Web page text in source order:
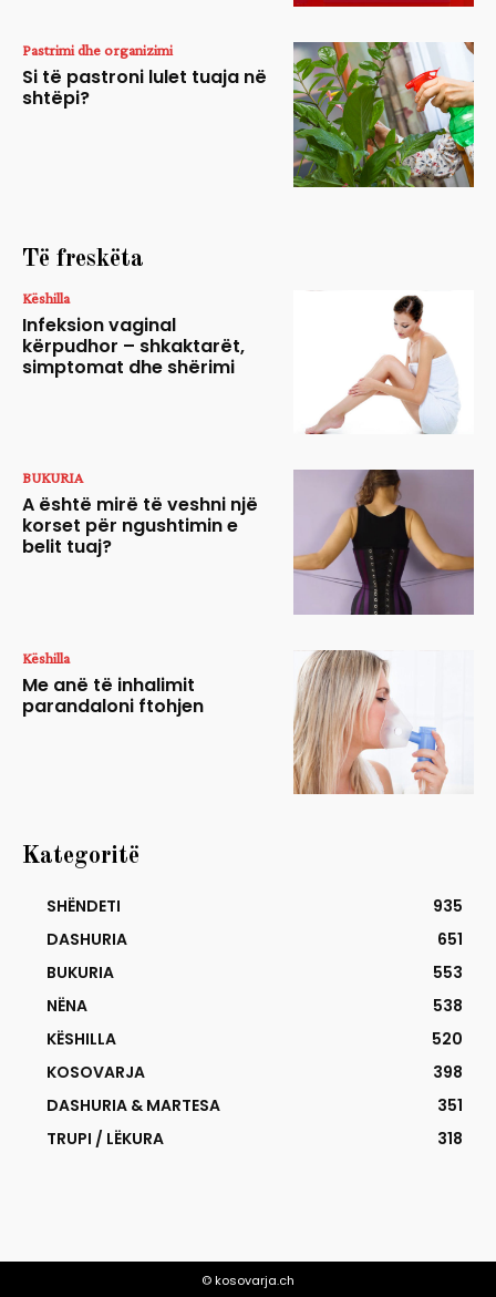
Pastrimi dhe organizimi
Si të pastroni lulet tuaja në
shtëpi?
Të freskëta
Këshilla
Infeksion vaginal
kërpudhor – shkaktarët,
simptomat dhe shërimi
BUKURIA
A është mirë të veshni një
korset për ngushtimin e
belit tuaj?
Këshilla
Me anë të inhalimit
parandaloni ftohjen
Kategoritë
SHËNDETI
935
DASHURIA
651
BUKURIA
553
NËNA
538
KËSHILLA
520
KOSOVARJA
398
DASHURIA & MARTESA
351
TRUPI / LËKURA
318
© kosovarja.ch